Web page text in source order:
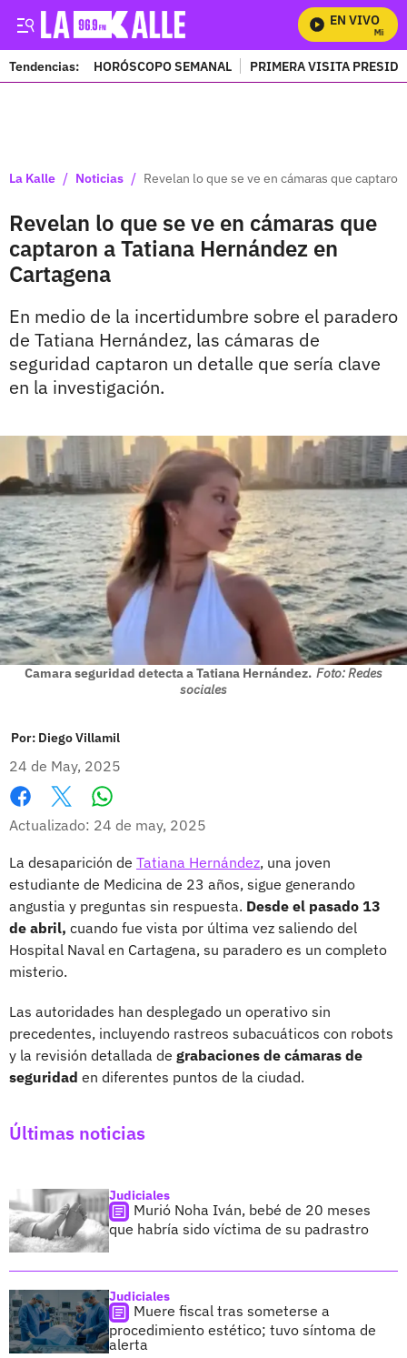
EN VIVO
Mira
Tendencias: HORÓSCOPO SEMANAL PRIMERA VISITA
La Kalle / Noticias / Revelan lo que se ve en cámaras que
Revelan lo que se ve en cámaras que
captaron a Tatiana Hernández en
Cartagena
En medio de la incertidumbre sobre el paradero
de Tatiana Hernández, las cámaras de
seguridad captaron un detalle que sería clave
en la investigación.
Camara seguridad detecta a Tatiana Hernández. Foto: Redes
sociales
Por: Diego Villamil
24 de May, 2025
Facebook
X
Actualizado: 24 de may, 2025
La desaparición de Tatiana Hernández, una joven
estudiante de Medicina de 23 años, sigue generando
angustia y preguntas sin respuesta. Desde el pasado 13
de abril, cuando fue vista por última vez saliendo del
Hospital Naval en Cartagena, su paradero es un completo
misterio.
Las autoridades han desplegado un operativo sin
precedentes, incluyendo rastreos subacuáticos con robots
y la revisión detallada de grabaciones de cámaras de
seguridad en diferentes puntos de la ciudad.
Últimas noticias
Judiciales
Murió Noha Iván, bebé de 20 meses
que habría sido víctima de su padrastro
Judiciales
Muere fiscal tras someterse a
procedimiento estético; tuvo síntoma de
alerta